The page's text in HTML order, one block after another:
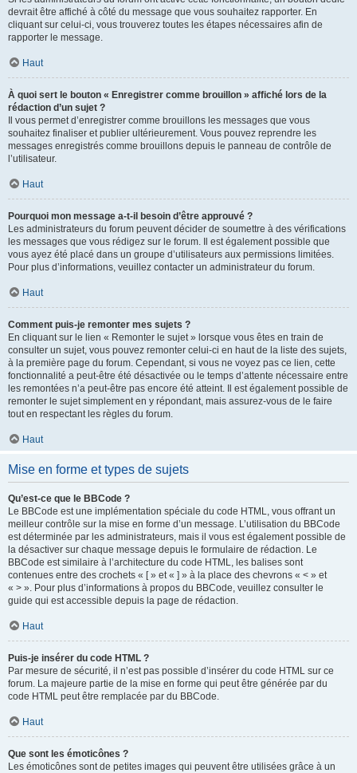
devrait être affiché à côté du message que vous souhaitez rapporter. En
cliquant sur celui-ci, vous trouverez toutes les étapes nécessaires afin de
rapporter le message.
Haut
À quoi sert le bouton « Enregistrer comme brouillon » affiché lors de la
rédaction d’un sujet ?
Il vous permet d’enregistrer comme brouillons les messages que vous
souhaitez finaliser et publier ultérieurement. Vous pouvez reprendre les
messages enregistrés comme brouillons depuis le panneau de contrôle de
l’utilisateur.
Haut
Pourquoi mon message a-t-il besoin d’être approuvé ?
Les administrateurs du forum peuvent décider de soumettre à des vérifications
les messages que vous rédigez sur le forum. Il est également possible que
vous ayez été placé dans un groupe d’utilisateurs aux permissions limitées.
Pour plus d’informations, veuillez contacter un administrateur du forum.
Haut
Comment puis-je remonter mes sujets ?
En cliquant sur le lien « Remonter le sujet » lorsque vous êtes en train de
consulter un sujet, vous pouvez remonter celui-ci en haut de la liste des sujets,
à la première page du forum. Cependant, si vous ne voyez pas ce lien, cette
fonctionnalité a peut-être été désactivée ou le temps d’attente nécessaire entre
les remontées n’a peut-être pas encore été atteint. Il est également possible de
remonter le sujet simplement en y répondant, mais assurez-vous de le faire
tout en respectant les règles du forum.
Haut
Mise en forme et types de sujets
Qu’est-ce que le BBCode ?
Le BBCode est une implémentation spéciale du code HTML, vous offrant un
meilleur contrôle sur la mise en forme d’un message. L’utilisation du BBCode
est déterminée par les administrateurs, mais il vous est également possible de
la désactiver sur chaque message depuis le formulaire de rédaction. Le
BBCode est similaire à l’architecture du code HTML, les balises sont
contenues entre des crochets « [ » et « ] » à la place des chevrons « < » et
« > ». Pour plus d’informations à propos du BBCode, veuillez consulter le
guide qui est accessible depuis la page de rédaction.
Haut
Puis-je insérer du code HTML ?
Par mesure de sécurité, il n’est pas possible d’insérer du code HTML sur ce
forum. La majeure partie de la mise en forme qui peut être générée par du
code HTML peut être remplacée par du BBCode.
Haut
Que sont les émoticônes ?
Les émoticônes sont de petites images qui peuvent être utilisées grâce à un